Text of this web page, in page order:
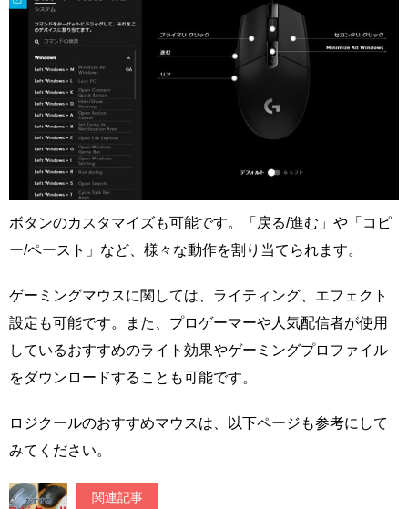
ボタンのカスタマイズも可能です。「戻る/進む」や「コピ
ー/ペースト」など、様々な動作を割り当てられます。
ゲーミングマウスに関しては、ライティング、エフェクト
設定も可能です。また、プロゲーマーや人気配信者が使用
しているおすすめのライト効果やゲーミングプロファイル
をダウンロードすることも可能です。
ロジクールのおすすめマウスは、以下ページも参考にして
みてください。
関連記事